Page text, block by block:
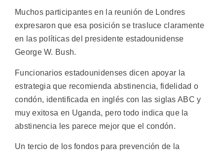
Muchos participantes en la reunión de Londres
expresaron que esa posición se trasluce claramente
en las políticas del presidente estadounidense
George W. Bush.
Funcionarios estadounidenses dicen apoyar la
estrategia que recomienda abstinencia, fidelidad o
condón, identificada en inglés con las siglas ABC y
muy exitosa en Uganda, pero todo indica que la
abstinencia les parece mejor que el condón.
Un tercio de los fondos para prevención de la